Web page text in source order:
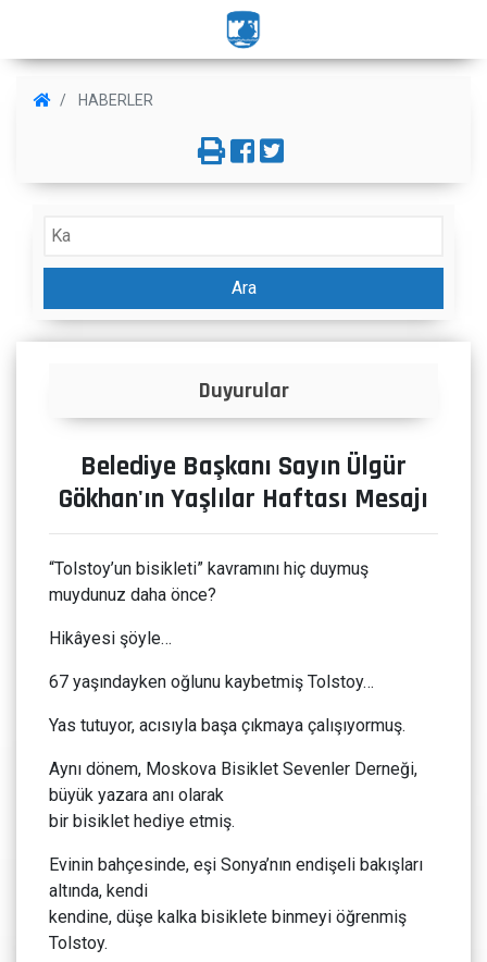
HABERLER
Ara
Belediye Başkanı Sayın Ülgür
Gökhan'ın Yaşlılar Haftası Mesajı
“Tolstoy’un bisikleti” kavramını hiç duymuş
muydunuz daha önce?
Hikâyesi şöyle…
67 yaşındayken oğlunu kaybetmiş Tolstoy…
Yas tutuyor, acısıyla başa çıkmaya çalışıyormuş.
Aynı dönem, Moskova Bisiklet Sevenler Derneği,
büyük yazara anı olarak
bir bisiklet hediye etmiş.
Evinin bahçesinde, eşi Sonya’nın endişeli bakışları
altında, kendi
kendine, düşe kalka bisiklete binmeyi öğrenmiş
Tolstoy.